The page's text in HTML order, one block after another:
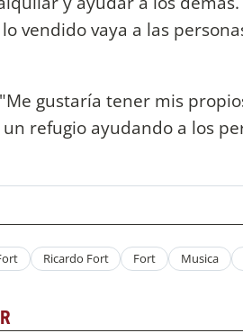
vendido vaya a las
gustaría tener mis
refugio ayudando a los
Ricardo Fort Fort Musica